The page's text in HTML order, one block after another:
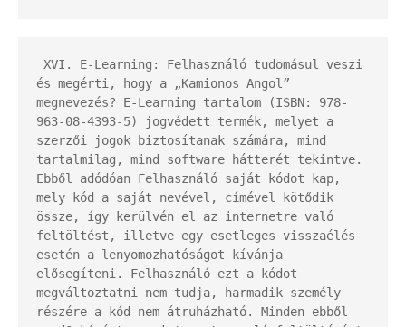
és megérti, hogy a „Kamionos Angol”
megnevezés? E-Learning tartalom (ISBN: 978-
963-08-4393-5) jogvédett termék, melyet a
szerzői jogok biztosítanak számára, mind
tartalmilag, mind software hátterét tekintve.
Ebből adódóan Felhasználó saját kódot kap,
mely kód a saját nevével, címével kötődik
össze, így kerülvén el az internetre való
feltöltést, illetve egy esetleges visszaélés
esetén a lenyomozhatóságot kívánja
elősegíteni. Felhasználó ezt a kódot
megváltoztatni nem tudja, harmadik személy
részére a kód nem átruházható. Minden ebből